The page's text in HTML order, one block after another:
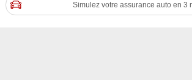
Simulez votre assurance auto en 3